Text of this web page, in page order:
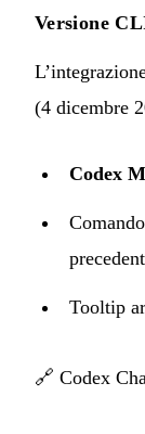
Versione
(4 dicembre
Codex
Comando
Tooltip
🔗 Codex